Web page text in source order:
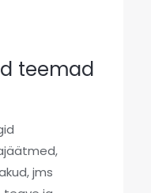
teemad
jms